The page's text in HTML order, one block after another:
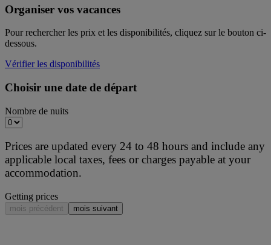
Organiser vos vacances
Pour rechercher les prix et les disponibilités, cliquez sur le bouton ci-
dessous.
Vérifier les disponibilités
Choisir une date de départ
Nombre de nuits
Prices are updated every 24 to 48 hours and include any
applicable local taxes, fees or charges payable at your
accommodation.
Getting prices
mois précédent mois suivant